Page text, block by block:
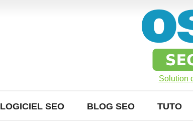
Solution
LOGICIEL SEO BLOG SEO TUTO